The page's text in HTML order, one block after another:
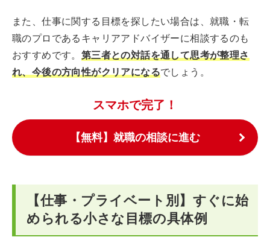
また、仕事に関する目標を探したい場合は、就職・転
職のプロであるキャリアアドバイザーに相談するのも
おすすめです。 第三者との対話を通して思考が整理さ
れ、今後の方向性がクリアになるでしょう。
スマホで完了！
【無料】就職の相談に進む
【仕事・プライベート別】すぐに始
められる小さな目標の具体例